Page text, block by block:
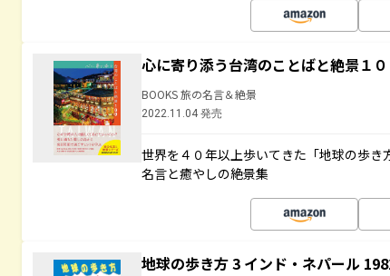
心に寄り添う台湾のことばと絶景１０
BOOKS 旅の名言＆絶景
2022.11.04 発売
世界を４０年以上歩いてきた「地球の歩
名言と癒やしの絶景集
地球の歩き方 3 インド・ネパール